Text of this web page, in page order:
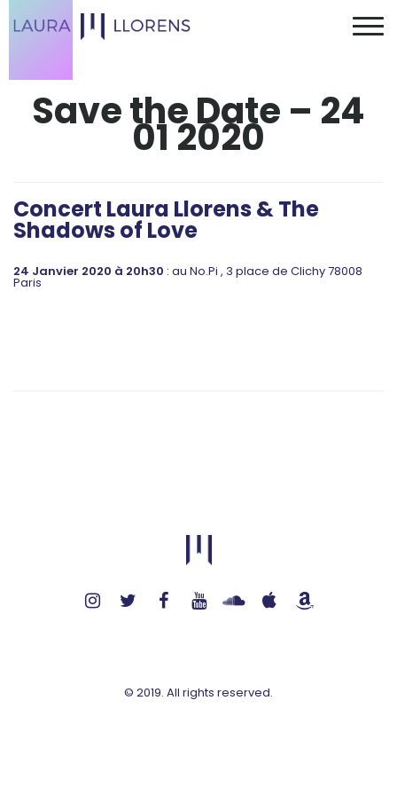
Save the Date – 24
01 2020
Concert Laura Llorens & The
Shadows of Love
24 Janvier 2020 à 20h30 : au No.Pi , 3 place de Clichy 78008
Paris
© 2019. All rights reserved.